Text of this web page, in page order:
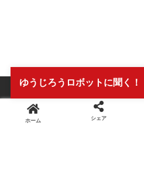
ホーム シェア
ゆうじろうロボットに聞く！